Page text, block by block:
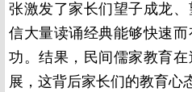
张激发了家长们望子成龙
信大量读诵经典能够快速
功。结果，民间儒家教育
展，这背后家长们的教育心